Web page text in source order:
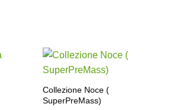
Collezione Noce (
SuperPreMass)